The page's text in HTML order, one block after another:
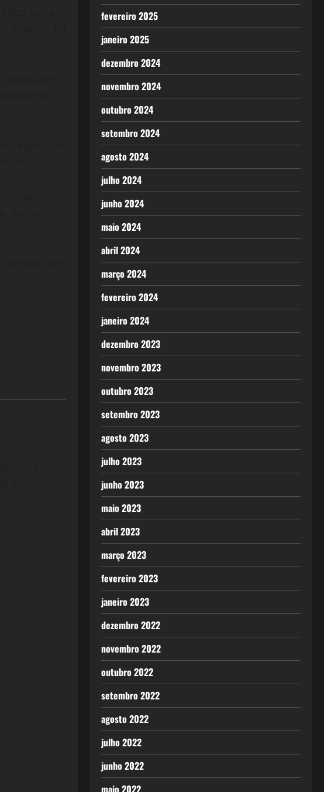
fevereiro 2025
janeiro 2025
dezembro 2024
novembro 2024
outubro 2024
setembro 2024
agosto 2024
julho 2024
junho 2024
maio 2024
abril 2024
março 2024
fevereiro 2024
janeiro 2024
dezembro 2023
novembro 2023
outubro 2023
setembro 2023
agosto 2023
julho 2023
junho 2023
maio 2023
abril 2023
março 2023
fevereiro 2023
janeiro 2023
dezembro 2022
novembro 2022
outubro 2022
setembro 2022
agosto 2022
julho 2022
junho 2022
maio 2022